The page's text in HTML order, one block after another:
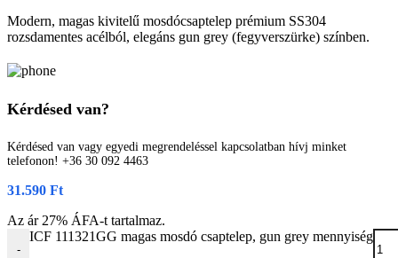
Modern, magas kivitelű mosdócsaptelep prémium SS304
rozsdamentes acélból, elegáns gun grey (fegyverszürke) színben.
Kérdésed van?
Kérdésed van vagy egyedi megrendeléssel kapcsolatban hívj minket
telefonon! +36 30 092 4463
31.590 Ft
Az ár 27% ÁFA-t tartalmaz.
-
ICF 111321GG magas mosdó csaptelep, gun grey mennyiség